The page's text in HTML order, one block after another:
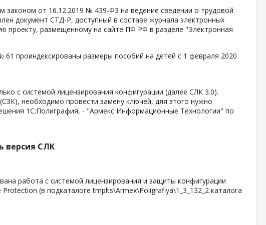
от 16.12.2019 № 439-ФЗ на ведение сведении о трудовой
документ СТД-Р, доступный в составе журнала электронных
проекту, размещенному на сайте ПФ РФ в разделе "Электронная
проиндексированы размеры пособий на детей с 1 февраля 2020
с системой лицензирования конфигурации (далее СЛК 3.0).
необходимо провести замену ключей, для этого нужно
1С:Полиграфия, - "Армекс Информационные Технологии" по
версия СЛК
работа с системой лицензирования и защиты конфигурации
(в подкаталоге tmplts\Armex\Poligrafiya\1_3_132_2 каталога